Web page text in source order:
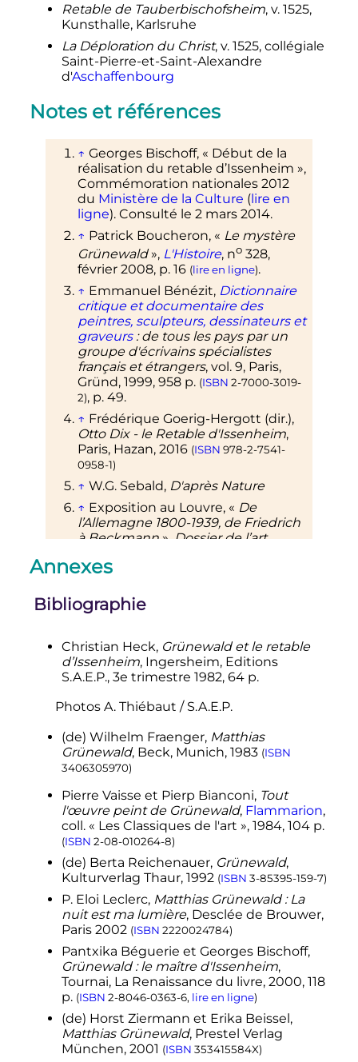
Retable de Tauberbischofsheim, v. 1525,
Kunsthalle, Karlsruhe
La Déploration du Christ, v. 1525, collégiale
Saint-Pierre-et-Saint-Alexandre
d'Aschaffenbourg
Notes et références
↑ Georges Bischoff, « Début de la
réalisation du retable d’Issenheim »,
Commémoration nationales 2012
du Ministère de la Culture (lire en
ligne). Consulté le 2 mars 2014.
↑ Patrick Boucheron, « Le mystère
Grünewald », L'Histoire, no 328,
février 2008, p. 16 (lire en ligne).
↑ Emmanuel Bénézit, Dictionnaire
critique et documentaire des
peintres, sculpteurs, dessinateurs et
graveurs : de tous les pays par un
groupe d'écrivains spécialistes
français et étrangers, vol. 9, Paris,
Gründ, 1999, 958 p. (ISBN 2-7000-3019-
2), p. 49.
↑ Frédérique Goerig-Hergott (dir.),
Otto Dix - le Retable d'Issenheim,
Paris, Hazan, 2016 (ISBN 978-2-7541-
0958-1)
↑ W.G. Sebald, D'après Nature
↑ Exposition au Louvre, « De
l’Allemagne 1800-1939, de Friedrich
à Beckmann »,Dossier de l’art,
p.18
Saint Erasme, saint Maurice
Annexes
Bibliographie
Christian Heck, Grünewald et le retable
d’Issenheim, Ingersheim, Editions
S.A.E.P., 3e trimestre 1982, 64 p.
Photos A. Thiébaut / S.A.E.P.
(de) Wilhelm Fraenger, Matthias
Grünewald, Beck, Munich, 1983 (ISBN
3406305970)
Pierre Vaisse et Pierp Bianconi, Tout
l'œuvre peint de Grünewald, Flammarion,
coll.« Les Classiques de l'art », 1984, 104 p.
(ISBN 2-08-010264-8)
(de) Berta Reichenauer, Grünewald,
Kulturverlag Thaur, 1992 (ISBN 3-85395-159-7)
P. Eloi Leclerc, Matthias Grünewald : La
nuit est ma lumière, Desclée de Brouwer,
Paris 2002 (ISBN 2220024784)
Pantxika Béguerie et Georges Bischoff,
Grünewald : le maître d'Issenheim,
Tournai, La Renaissance du livre, 2000, 118
p. (ISBN 2-8046-0363-6, lire en ligne)
(de) Horst Ziermann et Erika Beissel,
Matthias Grünewald, Prestel Verlag
München, 2001 (ISBN 353415584X)